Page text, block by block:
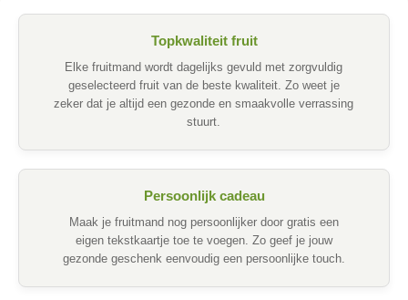
Topkwaliteit fruit
Elke fruitmand wordt dagelijks gevuld met zorgvuldig
geselecteerd fruit van de beste kwaliteit. Zo weet je
zeker dat je altijd een gezonde en smaakvolle verrassing
stuurt.
Persoonlijk cadeau
Maak je fruitmand nog persoonlijker door gratis een
eigen tekstkaartje toe te voegen. Zo geef je jouw
gezonde geschenk eenvoudig een persoonlijke touch.